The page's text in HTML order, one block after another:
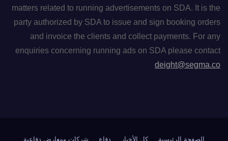
matters related to running advertisements on SDA. It is the
party authorized by SDA to issue and sign booking orders
and invoice the clients and collect payments. For any
enquiries concerning running ads on SDA please contact
deight@segma.co
الصفحة الرئيسية كل الأخبار دفاع شركات ومعارض دفاعية